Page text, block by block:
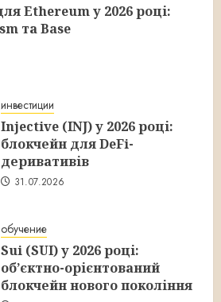
Ethereum у 2026 році:
та Base
инвестиции
Injective (INJ) у 2026 році:
блокчейн для DeFi-
деривативів
31.07.2026
обучение
Sui (SUI) у 2026 році:
об’єктно-орієнтований
блокчейн нового покоління